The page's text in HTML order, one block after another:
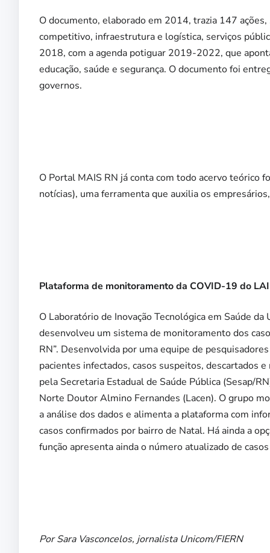
O documento, elaborado em 2014, trazia 147
competitivo, infraestrutura e logística, serviços
2018, com a agenda potiguar 2019-2022, que
educação, saúde e segurança. O documento foi
governos.
O Portal MAIS RN já conta com todo acervo teórico
notícias), uma ferramenta que auxilia os
Plataforma de monitoramento da COVID-19 do
O Laboratório de Inovação Tecnológica em Saúde
desenvolveu um sistema de monitoramento dos
RN”. Desenvolvida por uma equipe de
pacientes infectados, casos suspeitos, descartados
pela Secretaria Estadual de Saúde Pública (Sesap/
Norte Doutor Almino Fernandes (Lacen). O grupo
a análise dos dados e alimenta a plataforma com
casos confirmados por bairro de Natal. Há ainda a
função apresenta ainda o número atualizado de
Por Sara Vasconcelos, jornalista Unicom/FIERN